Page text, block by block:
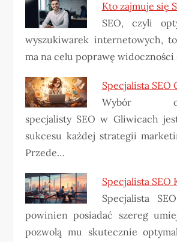
Kto zajmuje się
SEO, czyli
wyszukiwarek internetowych,
ma na celu poprawę
Specjalista SEO
Wybór
specjalisty SEO w Gliwicach
sukcesu każdej strategii
Przede…
Specjalista SEO
Specjalista
powinien posiadać szereg
pozwolą mu skutecznie